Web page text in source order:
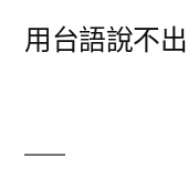
用台語說不